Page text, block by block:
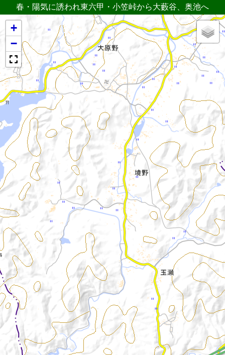
春・陽気に誘われ東六甲・小笠峠から大藪谷、奥池へ
+
−